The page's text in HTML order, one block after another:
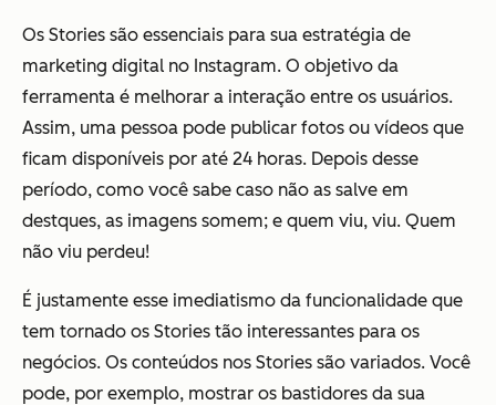
Os Stories são essenciais para sua estratégia de
marketing digital no Instagram. O objetivo da
ferramenta é melhorar a interação entre os usuários.
Assim, uma pessoa pode publicar fotos ou vídeos que
ficam disponíveis por até 24 horas. Depois desse
período, como você sabe caso não as salve em
destques, as imagens somem; e quem viu, viu. Quem
não viu perdeu!
É justamente esse imediatismo da funcionalidade que
tem tornado os Stories tão interessantes para os
negócios. Os conteúdos nos Stories são variados. Você
pode, por exemplo, mostrar os bastidores da sua